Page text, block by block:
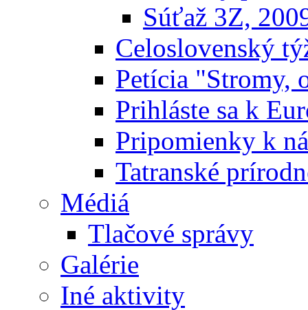
Súťaž 3Z,
Celoslovenský
Petícia "Stromy,
Prihláste sa k
Pripomienky k
Tatranské
Médiá
Tlačové správy
Galérie
Iné aktivity